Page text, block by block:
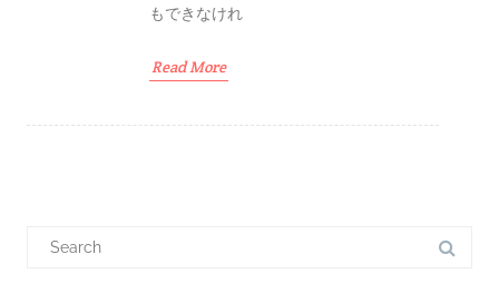
もできなけれ
Read More